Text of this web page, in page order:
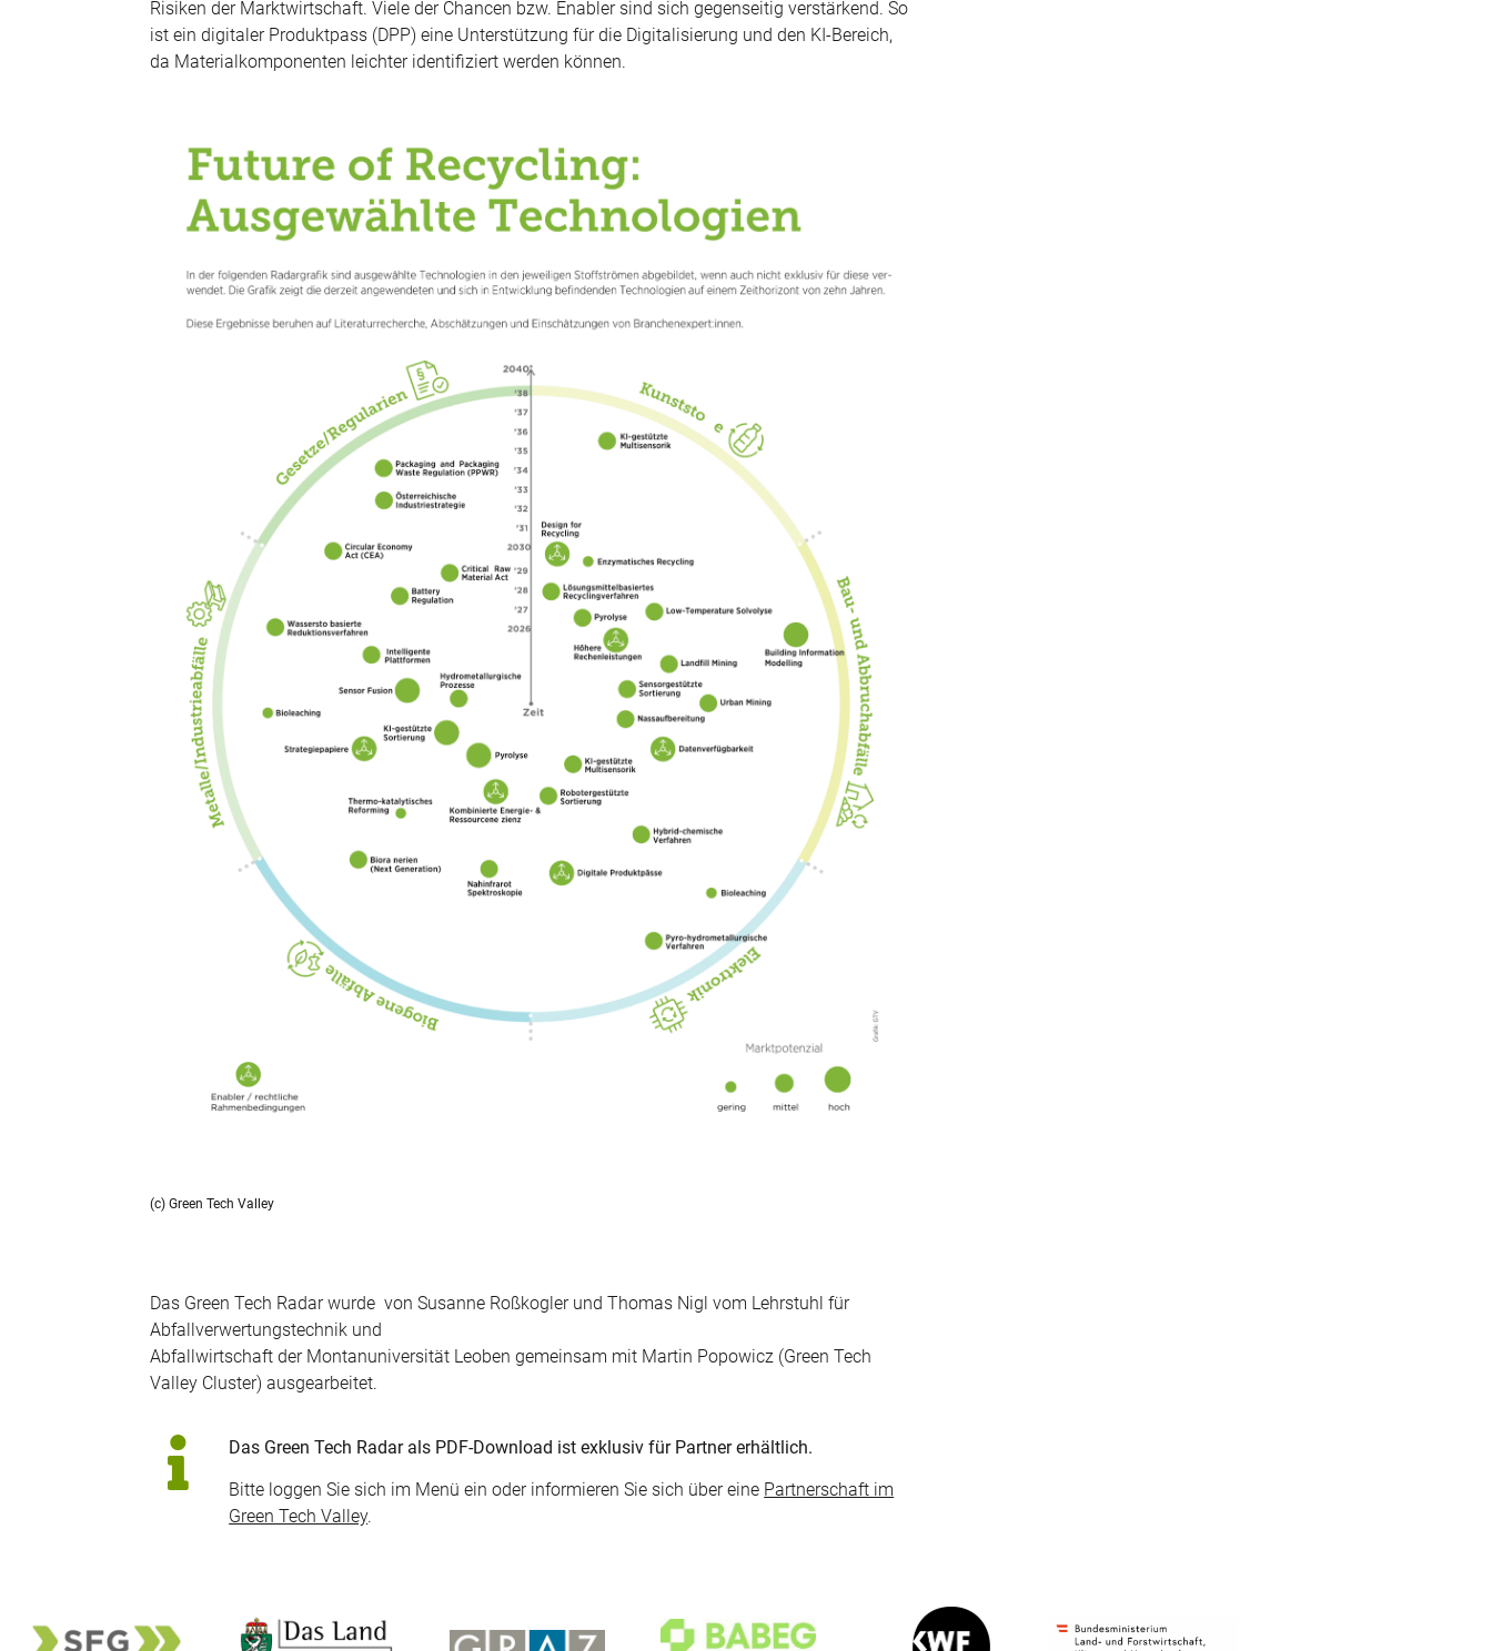
Risiken der Marktwirtschaft. Viele der Chancen bzw. Enabler sind sich gegenseitig verstärkend. So
ist ein digitaler Produktpass (DPP) eine Unterstützung für die Digitalisierung und den KI-Bereich,
da Materialkomponenten leichter identifiziert werden können.
(c) Green Tech Valley
Das Green Tech Radar wurde von Susanne Roßkogler und Thomas Nigl vom Lehrstuhl für
Abfallverwertungstechnik und
Abfallwirtschaft der Montanuniversität Leoben gemeinsam mit Martin Popowicz (Green Tech
Valley Cluster) ausgearbeitet.
Das Green Tech Radar als PDF-Download ist exklusiv für Partner erhältlich.
Bitte loggen Sie sich im Menü ein oder informieren Sie sich über eine Partnerschaft im
Green Tech Valley.